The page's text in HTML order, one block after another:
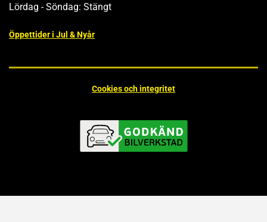
Lördag - Söndag: Stängt
Öppettider i Jul & Nyår
Cookies och integritet